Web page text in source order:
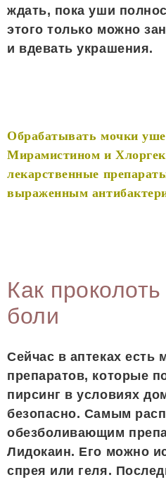
ждать, пока уши
этого только можно
и вдевать украшения.
Обрабатывать мочки
Мирамистином и
лекарственные
выраженным
Как
боли
Сейчас в аптеках есть
препаратов, которые
пирсинг в условиях
безопасно. Самым
обезболивающим
Лидокаин. Его можно
спрея или геля.